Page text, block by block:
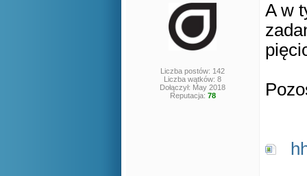
Liczba postów: 142
Liczba wątków: 8
Dołączył: May 2018
Reputacja: 78
A w